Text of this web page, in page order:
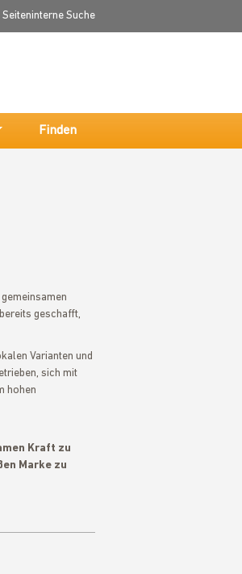
Seiteninterne Suche
Finden
geschafft,
Varianten und
sich mit
hohen
Kraft zu
Marke zu